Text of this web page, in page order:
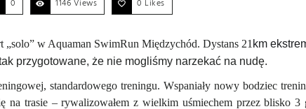
0 1146 Views 0 Likes
w Aquaman SwimRun Międzychód. Dystans 21 km
przygotowane, że nie mogliśmy narzekać na nudę.
standardowego treningu. Wspaniały nowy bodziec
na trasie – rywalizowałem z wielkim uśmiechem przez blisko 3